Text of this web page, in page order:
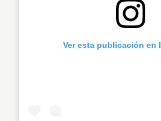
Ver esta publicación en